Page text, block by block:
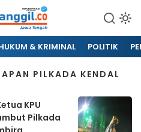
& KRIMINAL POLITIK
PILKADA KENDAL
KPU
Pilkada